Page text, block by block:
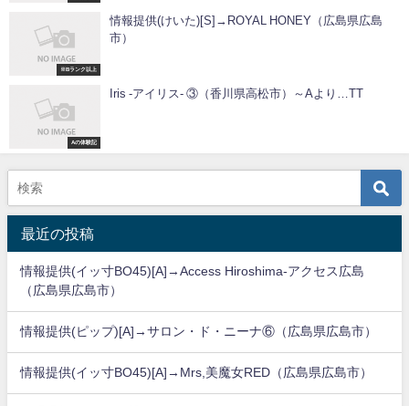
※Bランク以上
情報提供(けいた)[S]→ROYAL HONEY（広島県広島
市）
Aの体験記
Iris -アイリス- ③（香川県高松市）～Aより…TT
最近の投稿
情報提供(イッ寸BO45)[A]→Access Hiroshima-アクセス広島
（広島県広島市）
情報提供(ピップ)[A]→サロン・ド・ニーナ⑥（広島県広島市）
情報提供(イッ寸BO45)[A]→Mrs,美魔女RED（広島県広島市）